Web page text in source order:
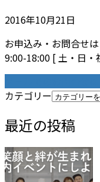
2016年10月21日
お申込み・お問合せ
9:00-18:00 [ 土・日・
カテゴリー
最近の投稿